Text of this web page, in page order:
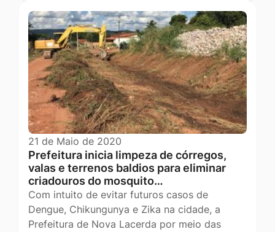
21 de Maio de 2020
Prefeitura inicia limpeza de córregos,
valas e terrenos baldios para eliminar
criadouros do mosquito…
Com intuito de evitar futuros casos de
Dengue, Chikungunya e Zika na cidade, a
Prefeitura de Nova Lacerda por meio das